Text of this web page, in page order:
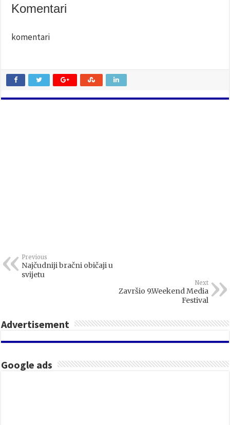
Komentari
komentari
Previous
Najčudniji bračni običaji u
svijetu
Next
Završio 9.Weekend Media
Festival
Advertisement
Google ads